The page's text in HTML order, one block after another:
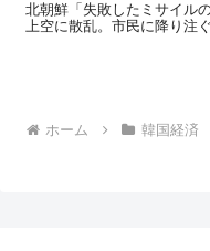
北朝鮮「失敗したミサイル
上空に散乱。市民に降り注ぐ
ホーム 韓国経済